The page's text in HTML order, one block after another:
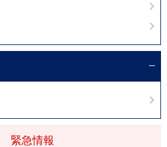
緊急情報